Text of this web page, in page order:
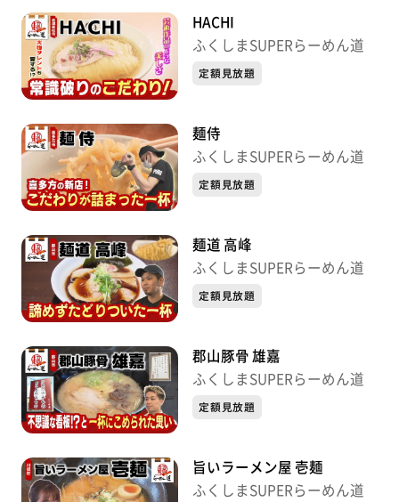
HACHI
ふくしまSUPERらーめん道
定額見放題
麺侍
ふくしまSUPERらーめん道
定額見放題
麺道 高峰
ふくしまSUPERらーめん道
定額見放題
郡山豚骨 雄嘉
ふくしまSUPERらーめん道
定額見放題
旨いラーメン屋 壱麺
ふくしまSUPERらーめん道